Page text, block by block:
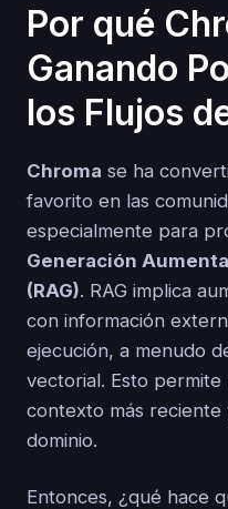
Por qué
Ganando
los Flujos
Chroma se ha
favorito en las
especialmente para
Generación
(RAG). RAG implica
con información
ejecución, a menudo
vectorial. Esto
contexto más reciente
dominio.
Entonces, ¿qué hace